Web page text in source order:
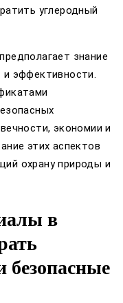
углеродный
знание
и эффективности.
экономии и
этих аспектов
охрану природы и
в
безопасные